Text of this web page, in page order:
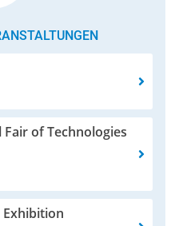
of Technologies